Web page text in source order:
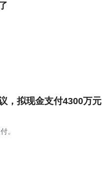
，拟现金支付4300万元
。